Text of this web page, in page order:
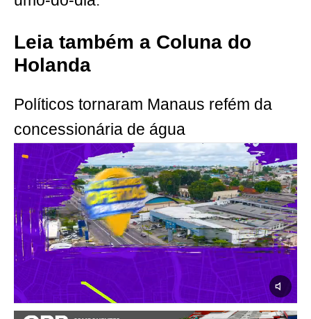
Leia também a Coluna do
Holanda
Políticos tornaram Manaus refém da
concessionária de água